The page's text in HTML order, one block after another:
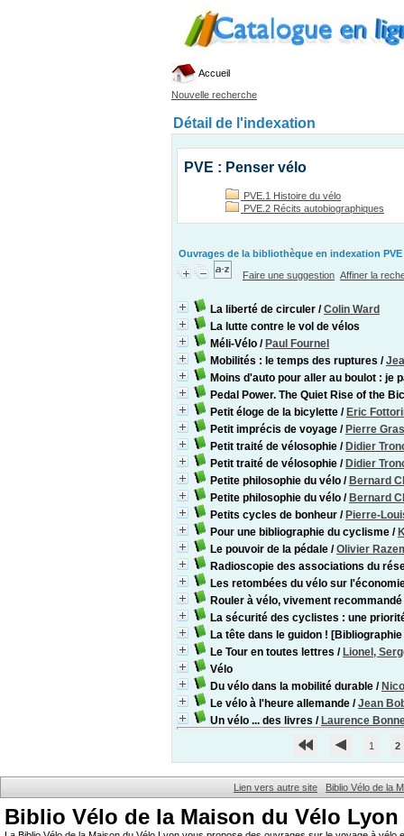
Accueil
Nouvelle recherche
Détail de l'indexation
PVE : Penser vélo
PVE.1 Histoire du vélo
PVE.2 Récits autobiographiques
Ouvrages de la bibliothèque en indexation PVE
Faire une suggestion Affiner la
La liberté de circuler /Colin Ward
La lutte contre le vol de vélos
Méli-Vélo / Paul Fournel
Mobilités : le temps des ruptures /
Moins d'auto pour aller au boulot : je
Pedal Power. The Quiet Rise of the
Petit éloge de la bicylette / Eric
Petit imprécis de voyage / Pierre Gras
Petit traité de vélosophie / Didier
Petit traité de vélosophie / Didier
Petite philosophie du vélo / Bernard
Petite philosophie du vélo / Bernard
Petits cycles de bonheur / Pierre-
Pour une bibliographie du cyclisme /
Le pouvoir de la pédale /Olivier
Radioscopie des associations du
Les retombées du vélo sur
Rouler à vélo, vivement recommandé
La sécurité des cyclistes : une
La tête dans le guidon !
Le Tour en toutes lettres / Lionel,
Vélo
Du vélo dans la mobilité durable /
Le vélo à l'heure allemande /Jean
Un vélo ... des livres / Laurence
1 2
Lien vers autre site Biblio Vélo de la
Biblio Vélo de la Maison du Vélo Lyon